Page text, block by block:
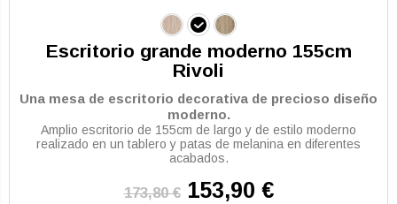
Escritorio grande moderno 155cm
Rivoli
Una mesa de escritorio decorativa de precioso diseño
moderno.
Amplio escritorio de 155cm de largo y de estilo moderno
realizado en un tablero y patas de melanina en diferentes
acabados.
173,80 € 153,90 €